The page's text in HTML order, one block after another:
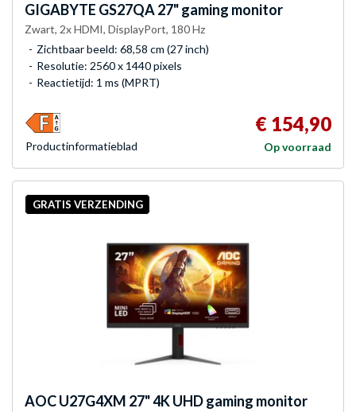
GIGABYTE GS27QA 27" gaming monitor
Zwart, 2x HDMI, DisplayPort, 180 Hz
Zichtbaar beeld: 68,58 cm (27 inch)
Resolutie: 2560 x 1440 pixels
Reactietijd: 1 ms (MPRT)
€ 154,90
Op voorraad
Product­informatieblad
GRATIS VERZENDING
AOCU27G4XM 27" 4K UHD gaming monitor